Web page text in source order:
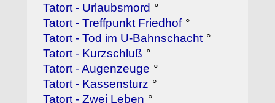
Tatort - Urlaubsmord °
Tatort - Treffpunkt Friedhof °
Tatort - Tod im U-Bahnschacht °
Tatort - Kurzschluß °
Tatort - Augenzeuge °
Tatort - Kassensturz °
Tatort - Zwei Leben °